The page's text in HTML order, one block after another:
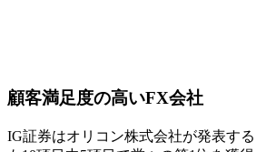
顧客満足度の高いFX会社
IG証券はオリコン株式会社が発表す